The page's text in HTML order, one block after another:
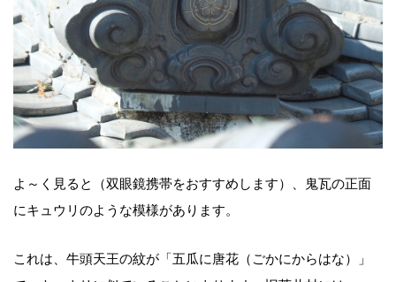
よ～く見ると（双眼鏡携帯をおすすめします）、鬼瓦の正面
にキュウリのような模様があります。
これは、牛頭天王の紋が「五瓜に唐花（ごかにからはな）」